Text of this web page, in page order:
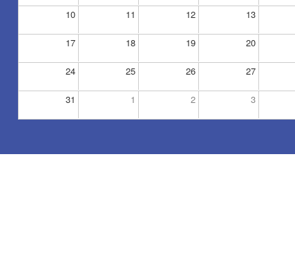
10 11 12 13
17 18 19 20
24 25 26 27
31 1 2 3